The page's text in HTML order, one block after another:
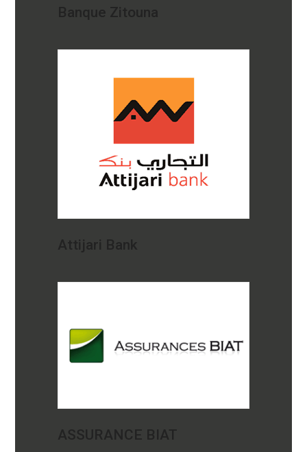
Banque Zitouna
Attijari Bank
ASSURANCE BIAT